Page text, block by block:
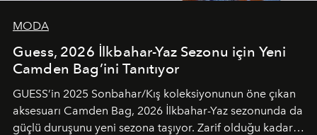
MODA
Guess, 2026 İlkbahar-Yaz Sezonu için Yeni
Camden Bag’ini Tanıtıyor
GUESS’in 2025 Sonbahar/Kış koleksiyonunun öne çıkan
aksesuarı Camden Bag, 2026 İlkbahar-Yaz sezonunda da
güçlü duruşunu yeni sezona taşıyor. Zarif olduğu kadar